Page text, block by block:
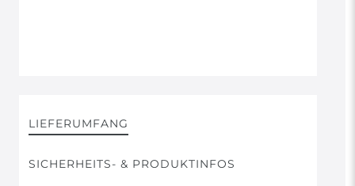
LIEFERUMFANG
SICHERHEITS- & PRODUKTINFOS